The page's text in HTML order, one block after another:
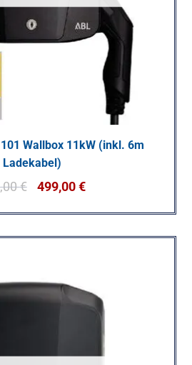
Wallbox 11kW (inkl. 6m
Ladekabel)
€ 499,00€